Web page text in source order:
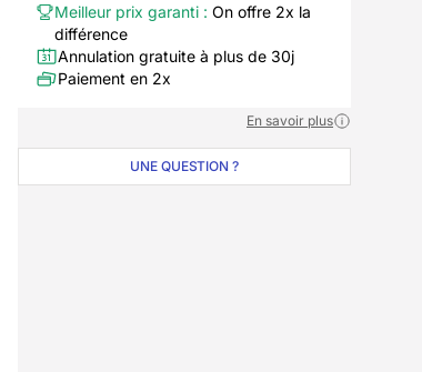
Meilleur prix garanti : On offre 2x la
différence
Annulation gratuite à plus de 30j
Paiement en 2x
En savoir plus
UNE QUESTION ?